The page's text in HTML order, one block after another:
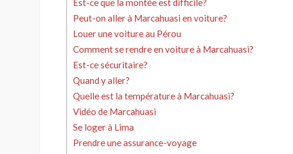
Est-ce que la montée est difficile?
Peut-on aller à Marcahuasi en voiture?
Louer une voiture au Pérou
Comment se rendre en voiture à Marcahuasi?
Est-ce sécuritaire?
Quand y aller?
Quelle est la température à Marcahuasi?
Vidéo de Marcahuasi
Se loger à Lima
Prendre une assurance-voyage